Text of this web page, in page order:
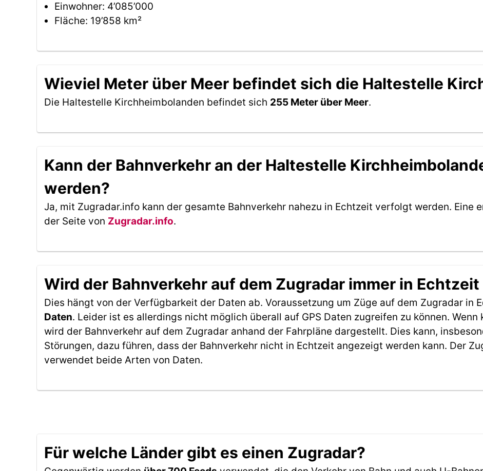
Einwohner: 4’085’000
Fläche: 19’858 km²
Wieviel Meter über Meer befindet sich die Haltestelle
Die Haltestelle Kirchheimbolanden befindet sich 255 Meter über Meer.
Kann der Bahnverkehr an der Haltestelle
werden?
Ja, mit Zugradar.info kann der gesamte Bahnverkehr nahezu in Echtzeit verfolgt werden. Eine
der Seite von Zugradar.info.
Wird der Bahnverkehr auf dem Zugradar immer in
Dies hängt von der Verfügbarkeit der Daten ab. Voraussetzung um Züge auf dem Zugradar in
Daten. Leider ist es allerdings nicht möglich überall auf GPS Daten zugreifen zu können. Wenn
wird der Bahnverkehr auf dem Zugradar anhand der Fahrpläne dargestellt. Dies kann,
Störungen, dazu führen, dass der Bahnverkehr nicht in Echtzeit angezeigt werden kann. Der
verwendet beide Arten von Daten.
Für welche Länder gibt es einen Zugradar?